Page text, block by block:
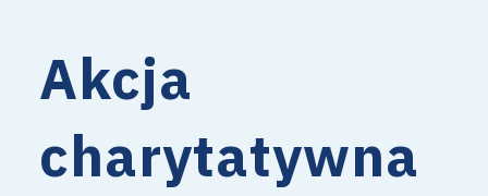
Akcja
charytatywna